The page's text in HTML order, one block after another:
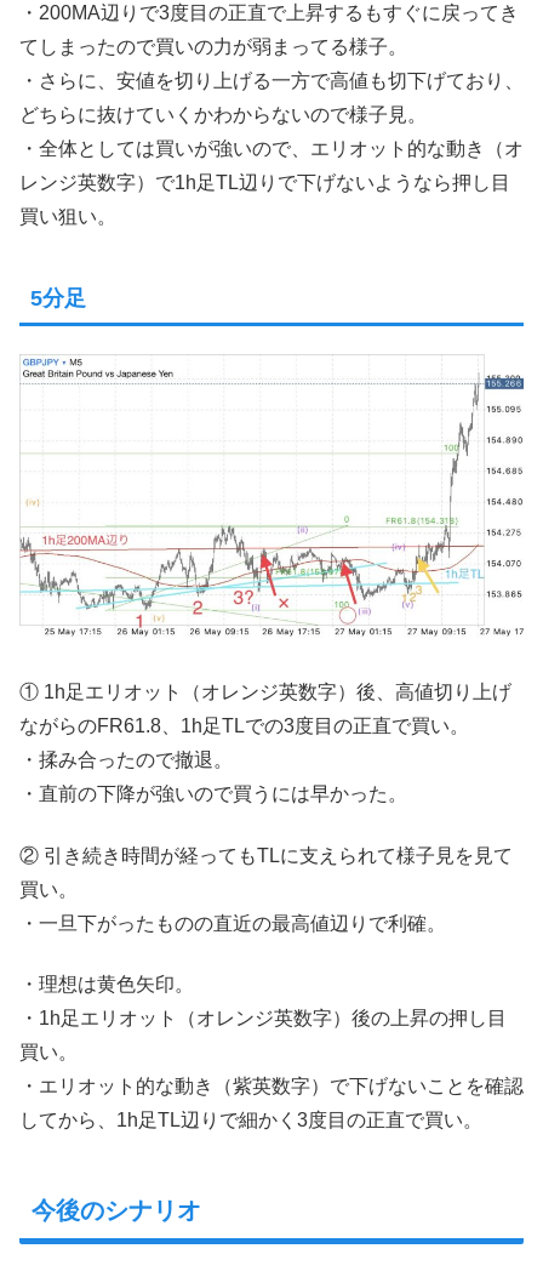
・200MA辺りで3度目の正直で上昇するもすぐに戻ってき
てしまったので買いの力が弱まってる様子。
・さらに、安値を切り上げる一方で高値も切下げており、
どちらに抜けていくかわからないので様子見。
・全体としては買いが強いので、エリオット的な動き（オ
レンジ英数字）で1h足TL辺りで下げないようなら押し目
買い狙い。
5分足
① 1h足エリオット（オレンジ英数字）後、高値切り上げ
ながらのFR61.8、1h足TLでの3度目の正直で買い。
・揉み合ったので撤退。
・直前の下降が強いので買うには早かった。
② 引き続き時間が経ってもTLに支えられて様子見を見て
買い。
・一旦下がったものの直近の最高値辺りで利確。
・理想は黄色矢印。
・1h足エリオット（オレンジ英数字）後の上昇の押し目
買い。
・エリオット的な動き（紫英数字）で下げないことを確認
してから、1h足TL辺りで細かく3度目の正直で買い。
今後のシナリオ